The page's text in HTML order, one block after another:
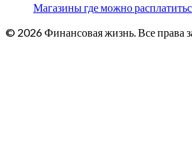
Магазины где можно
© 2026 Финансовая жизнь. Все права